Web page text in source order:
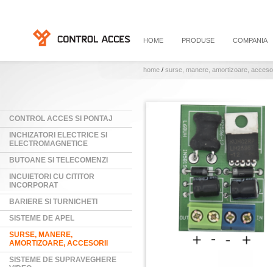
HOME PRODUSE COMPANIA
home / surse, manere, amortizoare,
CONTROL ACCES SI PONTAJ
INCHIZATORI ELECTRICE SI
ELECTROMAGNETICE
BUTOANE SI TELECOMENZI
INCUIETORI CU CITITOR
INCORPORAT
BARIERE SI TURNICHETI
SISTEME DE APEL
SURSE, MANERE,
AMORTIZOARE, ACCESORII
SISTEME DE SUPRAVEGHERE